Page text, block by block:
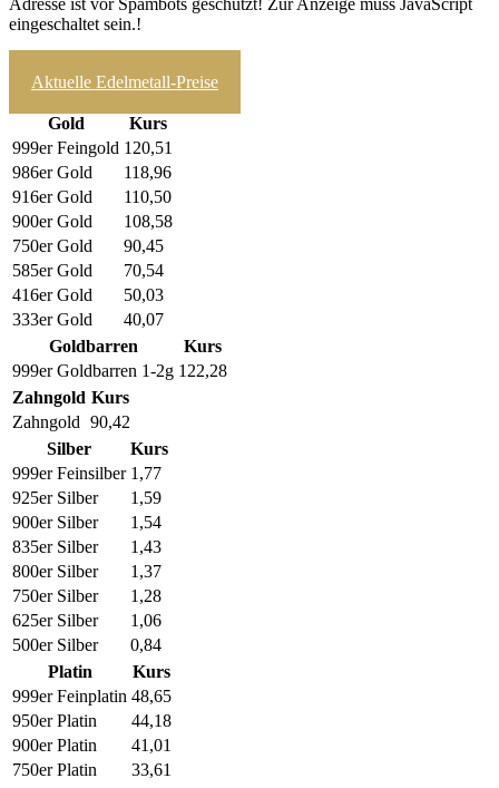
eingeschaltet sein.!
Aktuelle Edelmetall-Preise
Gold
Kurs
999er Feingold 120,51
986er Gold
118,96
916er Gold
110,50
900er Gold
108,58
750er Gold
90,45
585er Gold
70,54
416er Gold
50,03
333er Gold
40,07
Goldbarren
Kurs
999er Goldbarren 1-2g 122,28
Zahngold Kurs
Zahngold 90,42
Silber
Kurs
999er Feinsilber 1,77
925er Silber
1,59
900er Silber
1,54
835er Silber
1,43
800er Silber
1,37
750er Silber
1,28
625er Silber
1,06
500er Silber
0,84
Platin
Kurs
999er Feinplatin 48,65
950er Platin
44,18
900er Platin
41,01
750er Platin
33,61